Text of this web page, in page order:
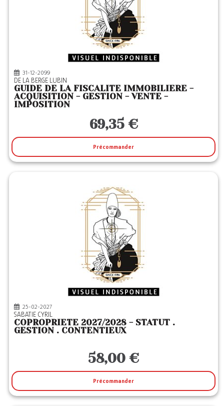
31-12-2099
DE LA BERGE LUBIN
GUIDE DE LA FISCALITE IMMOBILIERE -
ACQUISITION - GESTION - VENTE -
IMPOSITION
69,35 €
Précommander
25-02-2027
SABATIE CYRIL
COPROPRIETE 2027/2028 - STATUT .
GESTION . CONTENTIEUX
58,00 €
Précommander